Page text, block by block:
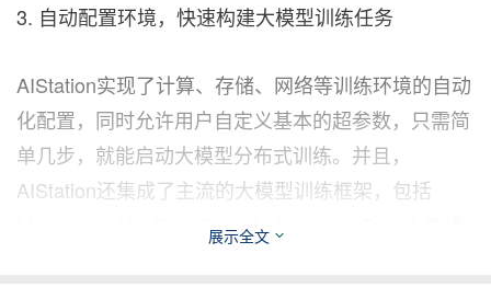
3. 自动配置环境，快速构建大模型训练任务
AIStation实现了计算、存储、网络等训练环境的自动
化配置，同时允许用户自定义基本的超参数，只需简
单几步，就能启动大模型分布式训练。并且，
AIStation还集成了主流的大模型训练框架，包括
Megatron-LM、DeepSpeed、HunggingFace上的诸
展示全文